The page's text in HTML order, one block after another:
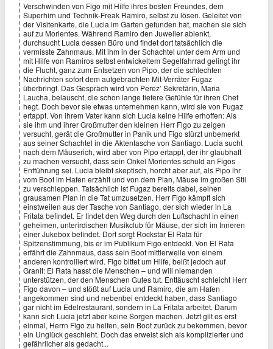
Verschwinden von Figo mit Hilfe ihres besten Freundes, dem
Superhirn und Technik-Freak Ramiro, selbst zu lösen. Geleitet von
der Visitenkarte, die Lucia im Garten gefunden hat, machen sie sich
auf zu Morientes. Während Ramiro den Juwelier ablenkt,
durchsucht Lucia dessen Büro und findet dort tatsächlich die
vermisste Zahnmaus. Mit ihm in der Schachtel unter dem Arm und
mit Hilfe von Ramiros selbst entwickeltem Segelfahrrad gelingt ihr
die Flucht, ganz zum Entsetzen von Pipo, der die schlechten
Nachrichten sofort dem aufgebrachten Mit-Verräter Fugaz
überbringt. Das Gespräch wird von Perez’ Sekretärin, Maria
Laucha, belauscht, die schon lange tiefere Gefühle für ihren Chef
hegt. Doch bevor sie etwas unternehmen kann, wird sie von Fugaz
ertappt. Von ihrem Vater kann sich Lucia keine Hilfe erhoffen: Als
sie ihm und ihrer Großmutter den kleinen Herr Figo zu zeigen
versucht, gerät die Großmutter in Panik und Figo stürzt unbemerkt
aus seiner Schachtel in die Aktentasche von Santiago. Lucia sucht
nach dem Mäuserich, wird aber von Pipo ertappt, der ihr glaubhaft
zu machen versucht, dass sein Onkel Morientes schuld an Figos
Entführung sei. Lucia bleibt skeptisch, horcht aber auf, als Pipo ihr
vom Boot im Hafen erzählt und von dem Plan, Mäuse im großen Stil
zu verschleppen. Tatsächlich ist Fugaz bereits dabei, seinen
grausamen Plan in die Tat umzusetzen. Herr Figo kämpft sich
einstweilen aus der Tasche von Santiago, der sich wieder in La
Fritata befindet. Er findet den Weg durch den Luftschacht in einen
geheimen, unterirdischen Musikclub für Mäuse, der sich im Inneren
einer Jukebox befindet. Dort sorgt Rockstar El Rata für
Spitzenstimmung, bis er im Publikum Figo entdeckt. Von El Rata
erfährt die Zahnmaus, dass sein Boot mittlerweile von einem
anderen kontrolliert wird. Figo bittet um Hilfe, beißt jedoch auf
Granit: El Rata hasst die Menschen – und will niemanden
unterstützen, der den Menschen Gutes tut. Enttäuscht schleicht Herr
Figo davon – und stößt auf Lucia und Ramiro, die am Hafen
angekommen sind und nebenbei entdeckt haben, dass Santiago
gar nicht im Edelrestaurant, sondern in La Fritata arbeitet. Darum
kann sich Lucia jetzt aber keine Sorgen machen. Jetzt gilt es erst
einmal, Herrn Figo zu helfen, sein Boot zurück zu bekommen, bevor
ein Unglück geschieht. Doch das erweist sich als komplizierter und
gefährlicher als gedacht...